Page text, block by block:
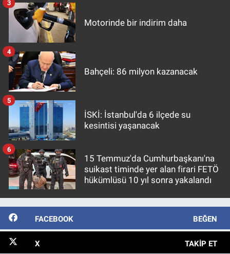
Motorinde bir indirim daha
3
Bahçeli: 86 milyon kazanacak
4
İSKİ: İstanbul'da 6 ilçede su
kesintisi yaşanacak
5
15 Temmuz'da Cumhurbaşkanı'na
suikast timinde yer alan firari FETÖ
hükümlüsü 10 yıl sonra yakalandı
6
FACEBOOK BEĞEN
X TAKIP ET